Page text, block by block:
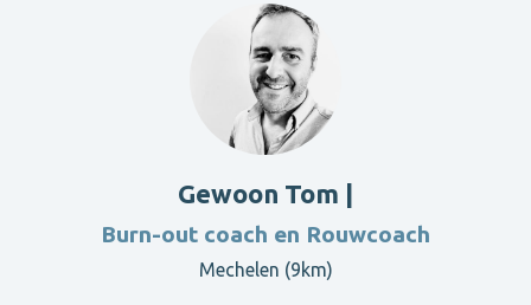
Gewoon Tom |
Burn-out coach en Rouwcoach
Mechelen (9km)